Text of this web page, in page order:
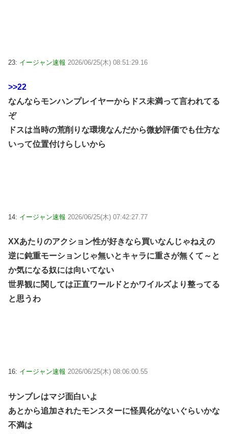
23: イージャン速報 2026/06/25(木) 08:51:29.16
>>22
なんならモンハンプレイヤーからドス未満って言われてる
ぞ
ドスは当時の荒削りな環境なんだから微妙評価でも仕方な
いって位置付けらしいから
14: イージャン速報 2026/06/25(木) 07:42:27.77
XXあたりのアクション性が好きなら買いなんじゃねえの
逆に鈍重モーションじゃ無いとキャラに重さが無くて～と
か気になる奴には向いてない
世界観に関しては正直ワールドとかワイルズより整ってる
と思うわ
16: イージャン速報 2026/06/25(木) 08:06:00.55
サンブレはマジ面白いよ
あとから追加されたモンスターに怪異化がないぐらいかな
不満は